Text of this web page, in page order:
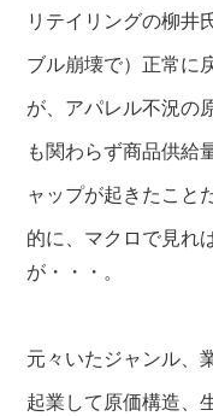
リテイリングの柳井
ブル崩壊で）正常に
が、アパレル不況の
も関わらず商品供給
ャップが起きたこと
的に、マクロで見れ
が・・・。
元々いたジャンル、
起業して原価構造、